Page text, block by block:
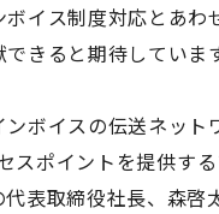
イス制度対応とあわ
きると期待していま
ボイスの伝送ネット
スポイントを提供す
代表取締役社長、森啓